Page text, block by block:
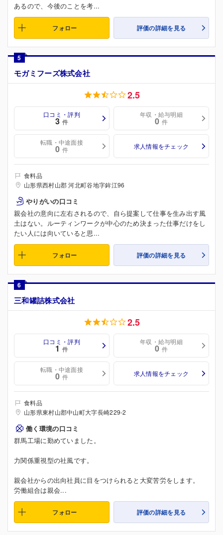
あるので、今後のことを考...
フォロー 評価の詳細を見る
5
モガミフーズ株式会社
2.5
口コミ・評判
3 件
年収・給与明細
0 件
転職・中途面接
0 件 求人情報をチェック
食料品
山形県西村山郡 河北町谷地字鉾江96
やりがいの口コミ
親会社の意向に左右されるので、自ら提案して仕事を生み出す風
土はない。ルーティンワークが中心のため決まった仕事だけをし
たい人には向いていると思...
フォロー 評価の詳細を見る
6
三和罐詰株式会社
2.5
口コミ・評判
1 件
年収・給与明細
0 件
転職・中途面接
0 件 求人情報をチェック
食料品
山形県東村山郡中山町大字長崎229-2
働く環境の口コミ
群馬工場に勤めていました。
力関係重視型の社風です。
親会社からの出向社員に目をつけられると大変苦労をします。
労働組合は親会...
フォロー 評価の詳細を見る